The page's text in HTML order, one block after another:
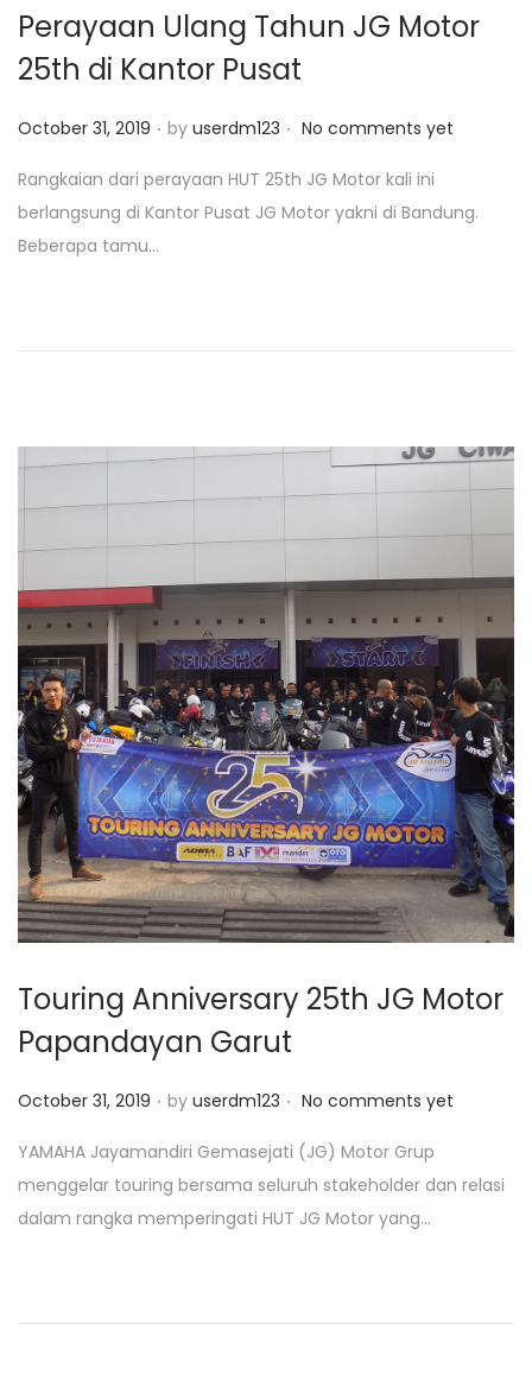
Perayaan Ulang Tahun JG Motor
25th di Kantor Pusat
P
s
t
e
October 31, 2019 . by userdm123 . No comments yet
Rangkaian dari perayaan HUT 25th JG Motor kali ini
berlangsung di Kantor Pusat JG Motor yakni di Bandung.
Beberapa tamu...
Touring Anniversary 25th JG Motor
Papandayan Garut
P
s
t
e
October 31, 2019 . by userdm123 . No comments yet
YAMAHA Jayamandiri Gemasejati (JG) Motor Grup
menggelar touring bersama seluruh stakeholder dan relasi
dalam rangka memperingati HUT JG Motor yang...